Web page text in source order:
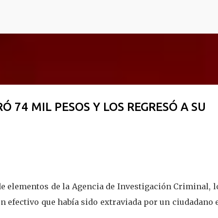
74 MIL PESOS Y LOS REGRESÓ A SU
elementos de la Agencia de Investigación Criminal,
efectivo que había sido extraviada por un ciudadano